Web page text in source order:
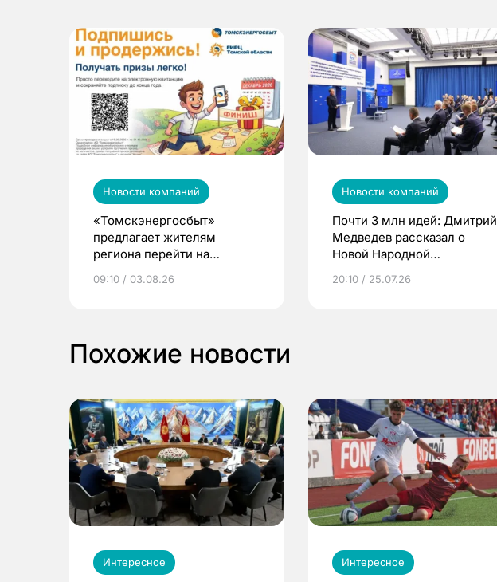
Новости компаний
«Томскэнергосбыт»
предлагает жителям
региона перейти на
выиграть призы
09:10 / 03.08.26
Новости компаний
Почти 3 млн идей: Дмитрий
Медведев рассказал о
Новой Народной
20:10 / 25.07.26
Похожие новости
Интересное Интересное